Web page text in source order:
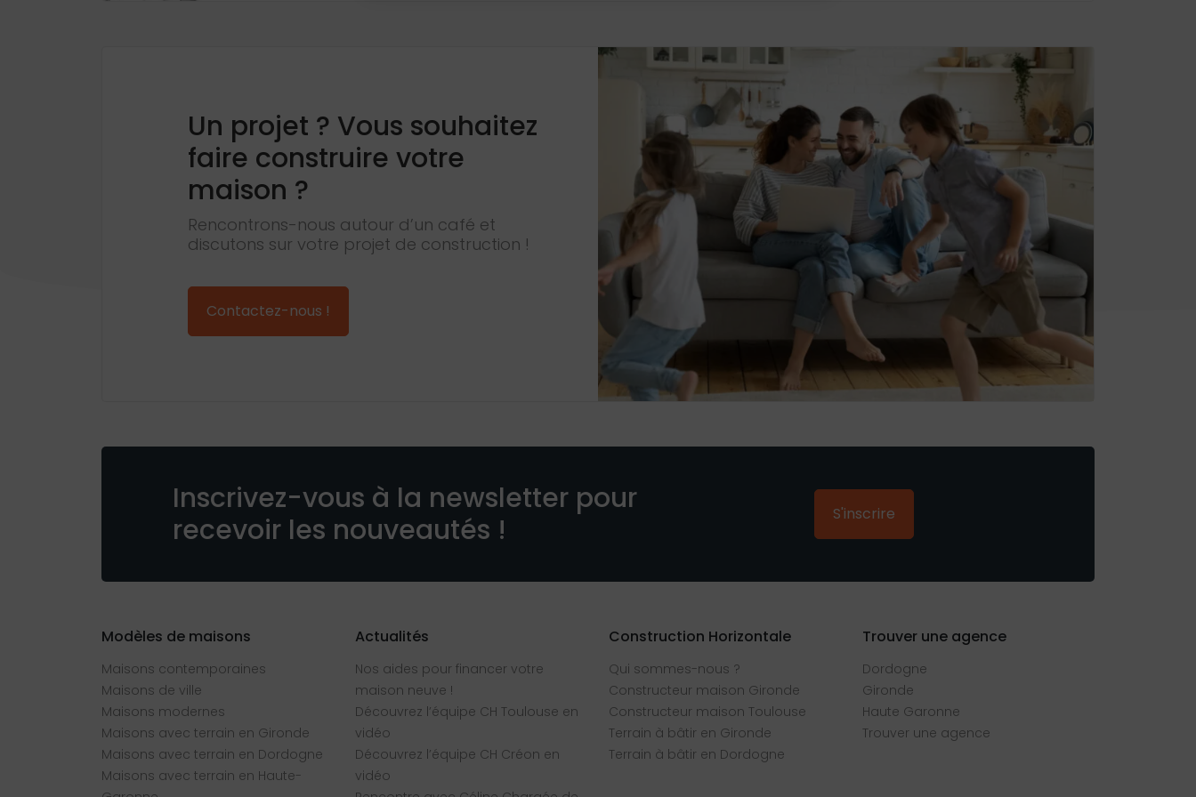
Un projet ? Vous souhaitez
faire construire votre
maison ?
Rencontrons-nous autour d’un café et
discutons sur votre projet de construction !
Contactez-nous !
Inscrivez-vous à la newsletter pour
recevoir les nouveautés !
S'inscrire
Modèles de maisons
Maisons contemporaines
Maisons de ville
Maisons modernes
Maisons avec terrain en Gironde
Maisons avec terrain en Dordogne
Maisons avec terrain en Haute-
Actualités
Nos aides pour financer votre
maison neuve !
Découvrez l’équipe CH Toulouse en
vidéo
Découvrez l’équipe CH Créon en
vidéo
Construction Horizontale
Qui sommes-nous ?
Constructeur maison Gironde
Constructeur maison Toulouse
Terrain à bâtir en Gironde
Terrain à bâtir en Dordogne
Trouver une agence
Dordogne
Gironde
Haute Garonne
Trouver une agence